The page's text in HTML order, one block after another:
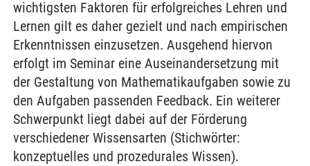
wichtigsten Faktoren für erfolgreiches Lehren und
Lernen gilt es daher gezielt und nach empirischen
Erkenntnissen einzusetzen. Ausgehend hiervon
erfolgt im Seminar eine Auseinandersetzung mit
der Gestaltung von Mathematikaufgaben sowie zu
den Aufgaben passenden Feedback. Ein weiterer
Schwerpunkt liegt dabei auf der Förderung
verschiedener Wissensarten (Stichwörter:
konzeptuelles und prozedurales Wissen).